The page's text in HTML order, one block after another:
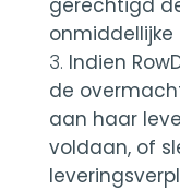
gerechtigd
Indien
de
aan haar
voldaan, of